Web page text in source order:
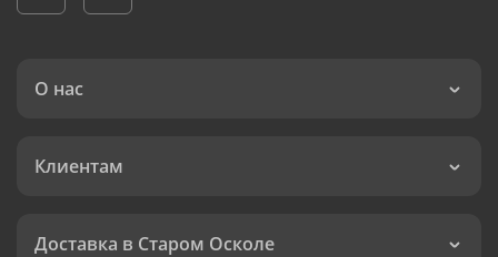
О нас
Клиентам
Доставка в Старом Осколе